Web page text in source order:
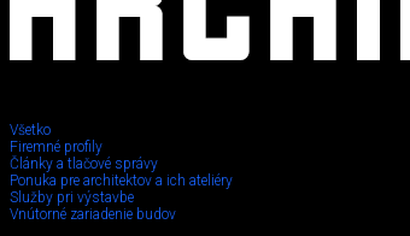
Všetko
Firemné profily
Články a tlačové správy
Ponuka pre architektov a ich ateliéry
Služby pri výstavbe
Vnútorné zariadenie budov